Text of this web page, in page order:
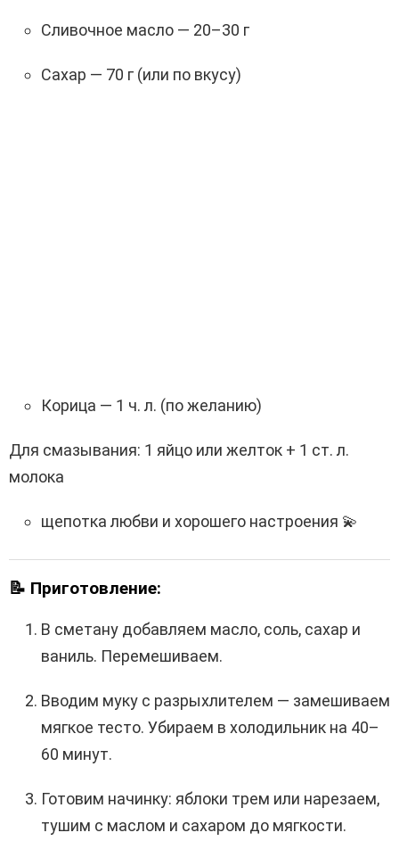
Сливочное масло — 20–30 г
Сахар — 70 г (или по вкусу)
Корица — 1 ч. л. (по желанию)
Для смазывания: 1 яйцо или желток + 1 ст. л.
молока
щепотка любви и хорошего настроения 💫
📝 Приготовление:
В сметану добавляем масло, соль, сахар и
ваниль. Перемешиваем.
Вводим муку с разрыхлителем — замешиваем
мягкое тесто. Убираем в холодильник на 40–
60 минут.
Готовим начинку: яблоки трем или нарезаем,
тушим с маслом и сахаром до мягкости.